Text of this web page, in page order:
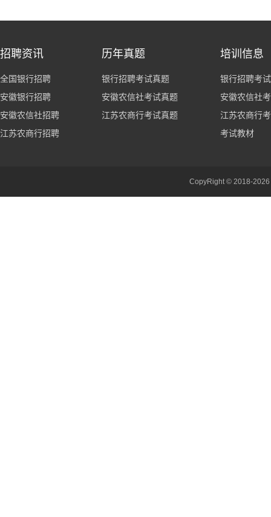
招聘资讯
全国银行招聘
安徽银行招聘
安徽农信社招聘
江苏农商行招聘
历年真题
银行招聘考试真题
安徽农信社考试真题
江苏农商行考试真题
培训信息
银行招聘考
安徽农信社
江苏农商行
考试教材
CopyRight © 2018-